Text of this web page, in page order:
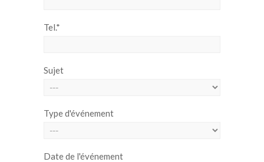
Tel.*
Sujet
Type d'événement
Date de l'événement